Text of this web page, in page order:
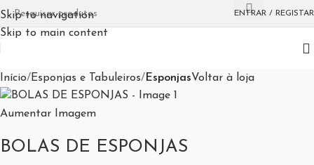
Skip to navigation
Skip to main content
ENTRAR / REGISTAR
Início Esponjas e Tabuleiros EsponjasVoltar à loja
Aumentar Imagem
BOLAS DE ESPONJAS